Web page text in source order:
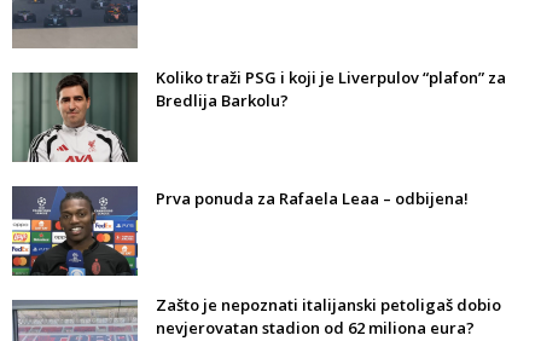
Koliko traži PSG i koji je Liverpulov “plafon” za
Bredlija Barkolu?
Prva ponuda za Rafaela Leaa – odbijena!
Zašto je nepoznati italijanski petoligaš dobio
nevjerovatan stadion od 62 miliona eura?